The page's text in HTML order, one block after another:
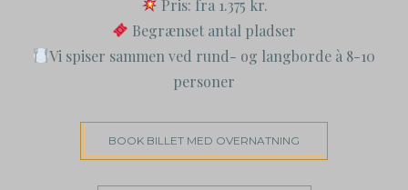
Pris: fra 1.375 kr.
Begrænset antal pladser
Vi spiser sammen ved rund- og langborde à 8-10
personer
BOOK BILLET MED OVERNATNING